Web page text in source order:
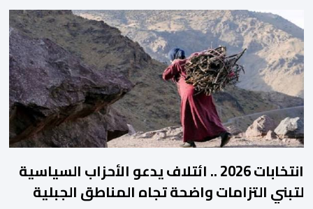
والمجالس الجهوية للهيئة إلى جانب الهيئة الوطنية. وذكر بلاغ للهيئة أن
هذه المنصة، التي تم إطلاقها في إطار استراتيجيتها الرامية إلى التحديث
والتحول الرقمي، تشكل خطوة مهمة في […]
انتخابات 2026 .. ائتلاف يدعو الأحزاب السياسية
لتبني التزامات واضحة تجاه المناطق الجبلية